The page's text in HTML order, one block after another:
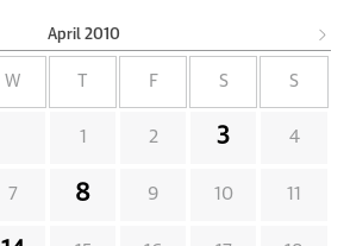
April 2010
W F S S
1 2 3 4
7 8 9 10 11